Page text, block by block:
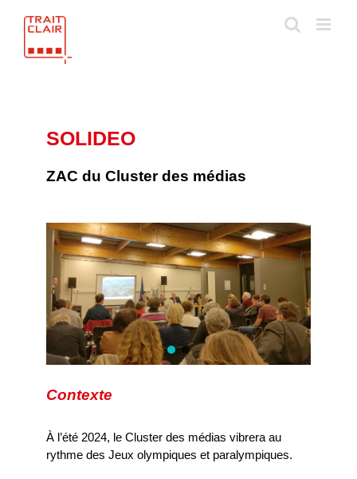
SOLIDEO
ZAC du Cluster des médias
Contexte
À l’été 2024, le Cluster des médias vibrera au
rythme des Jeux olympiques et paralympiques.